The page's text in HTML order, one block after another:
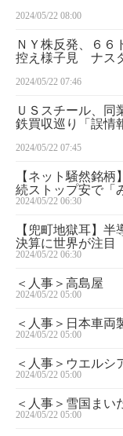
2024/05/22 08:00
ＮＹ株反発、６
控え様子見 ナス
2024/05/22 07:46
ＵＳスチール、
鉄買収巡り「誤情
2024/05/22 07:45
【ネット騒然銘
続ストップ安で
Ｔ、持ち続けるな
2024/05/22 06:30
【兜町地獄耳】
決算に世界が注
ダーＴ氏も「こて
2024/05/22 06:30
＜人事＞高島屋
2024/05/22 05:00
＜人事＞日本車両
2024/05/22 05:00
＜人事＞ウエルシ
2024/05/22 05:00
＜人事＞雪国まい
2024/05/22 05:00